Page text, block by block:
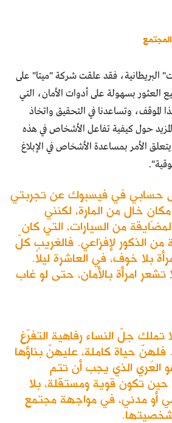
البريطانية، فقد علقت شركة "ميتا" على
العثور بسهولة على أدوات الأمان، التي
الموقف، وتساعدنا في التحقيق واتخاذ
المزيد حول كيفية تفاعل الأشخاص في هذه
الأمر بمساعدة الأشخاص في الإبلاغ
حسابي في فيسبوك عن تجربتي
خال من المارة، لكنني
من السيارات، التي كان
الذكور لإفزاعي. فالغريب كلّ
بلا خوف، في العاشرة ليلاً.
امرأة بالأمان، حتى لو غاب
جلّ النساء رفاهية التفرّغ
فلهنّ حياة كاملة، عليهنّ بناؤها
العُري الذي يجب أن تتم
حين تكون قوية ومستقلة، بلا
أو مدني، في مواجهة مجتمع